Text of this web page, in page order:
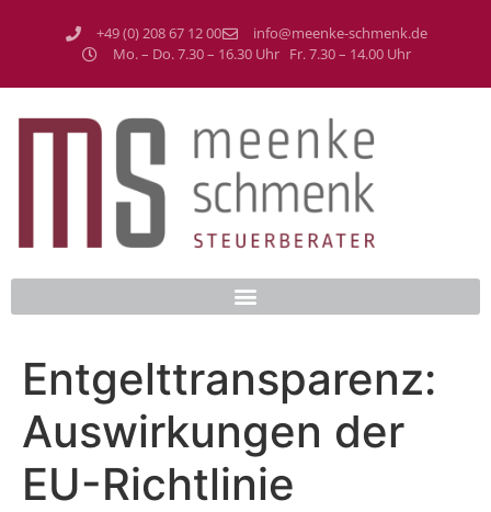
+49 (0) 208 67 12 00
info@meenke-schmenk.de
Mo. – Do. 7.30 – 16.30 Uhr Fr. 7.30 – 14.00 Uhr
Entgelttransparenz:
Auswirkungen der
EU-Richtlinie